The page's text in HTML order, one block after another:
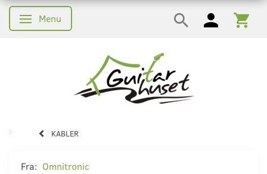
Skifte navigation
Menu
KABLER
Fra: Omnitronic